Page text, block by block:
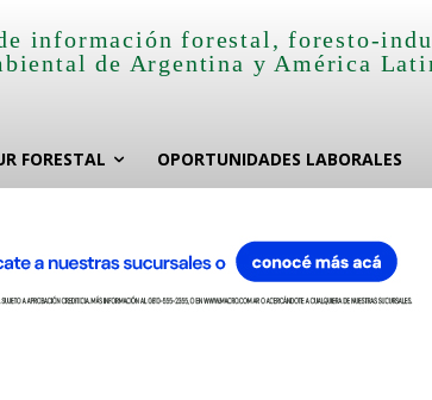
información forestal, foresto-
de Argentina y América
FORESTAL OPORTUNIDADES LABORALES